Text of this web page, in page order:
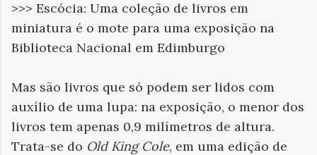
>>> Escócia: Uma coleção de livros em
miniatura é o mote para uma exposição na
Biblioteca Nacional em Edimburgo
Mas são livros que só podem ser lidos com
auxílio de uma lupa: na exposição, o menor dos
livros tem apenas 0,9 milímetros de altura.
Trata-se do Old King Cole, em uma edição de